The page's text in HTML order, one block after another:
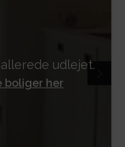
udlejet.
boliger her